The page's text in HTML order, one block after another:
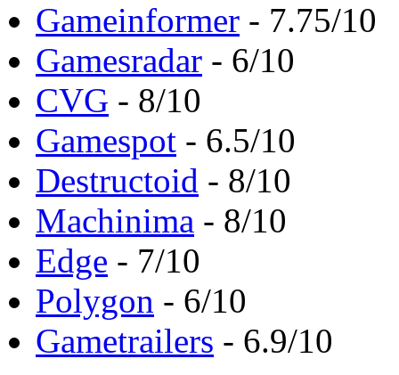
Gameinformer - 7.75/10
Gamesradar - 6/10
CVG - 8/10
Gamespot - 6.5/10
Destructoid - 8/10
Machinima - 8/10
Edge - 7/10
Polygon - 6/10
Gametrailers - 6.9/10